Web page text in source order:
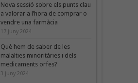
Nova sessió sobre els punts clau
a valorar a l’hora de comprar o
vendre una farmàcia
17 juny 2024
Què hem de saber de les
malalties minoritàries i dels
medicaments orfes?
3 juny 2024